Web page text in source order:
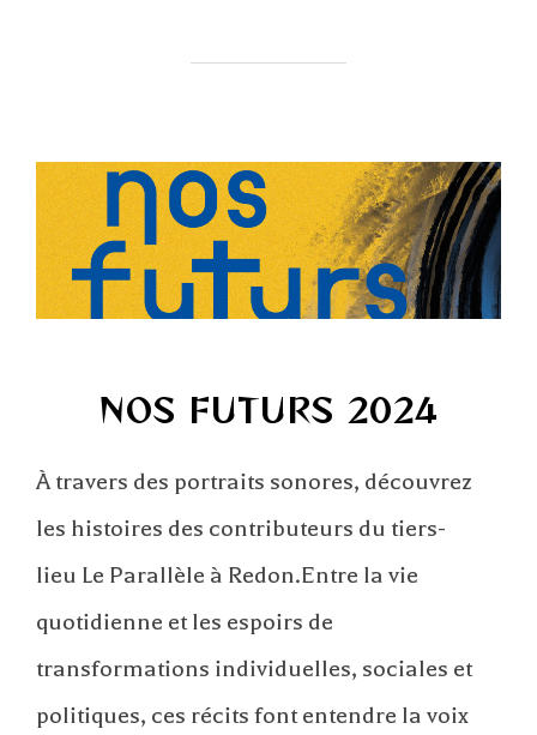
NOS FUTURS 2024
À travers des portraits sonores, découvrez
les histoires des contributeurs du tiers-
lieu Le Parallèle à Redon.Entre la vie
quotidienne et les espoirs de
transformations individuelles, sociales et
politiques, ces récits font entendre la voix